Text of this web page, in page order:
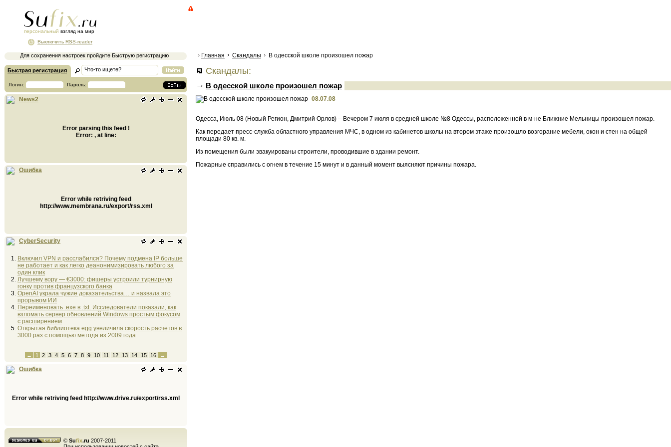
персональный взгляд на мир
Для сохранения настроек пройдите Быструю регистрацию
Выключить RSS-reader
Быстрая регистрация
Логин: Пароль:
News2
Error parsing this feed !
Error: , at line:
Ошибка
Error while retriving feed
http://www.membrana.ru/export/rss.xml
CyberSecurity
Включил VPN и расслабился? Почему подмена IP больше
не работает и как легко деанонимизировать любого за
один клик
Лучшему вору — €3000: фишеры устроили турнирную
гонку против французского банка
OpenAI украла чужие доказательства… и назвала это
прорывом ИИ
Переименовать .exe в .txt. Исследователи показали, как
взломать сервер обновлений Windows простым фокусом
с расширением
Открытая библиотека egg увеличила скорость расчетов в
3000 раз с помощью метода из 2009 года
← 1 2 3 4 5 6 7 8 9 10 11 12 13 14 15 16 →
Ошибка
Error while retriving feed http://www.drive.ru/export/rss.xml
© Sufix.ru 2007-2011
Главная Скандалы В одесской школе произошел пожар
Скандалы:
В одесской школе произошел пожар
08.07.08
Одесса, Июль 08 (Новый Регион, Дмитрий Орлов) – Вечером 7 июля в средней школе №8 Одессы, расположенной в м-не Ближние Мельницы произошел пожар.
Как передает пресс-служба областного управления МЧС, в одном из кабинетов школы на втором этаже произошло возгорание мебели, окон и стен на общей
площади 80 кв. м.
Из помещения были эвакуированы строители, проводившие в здании ремонт.
Пожарные справились с огнем в течение 15 минут и в данный момент выясняют причины пожара.